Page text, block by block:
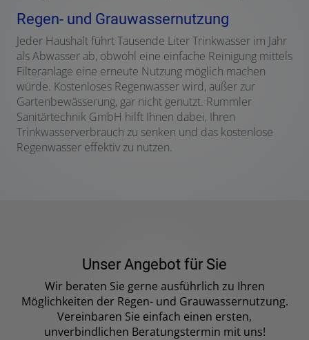
Regen- und Grauwassernutzung
Jeder Haushalt führt Tausende Liter Trinkwasser im Jahr
als Abwasser ab, obwohl eine einfache Reinigung mittels
Filteranlage eine erneute Nutzung möglich machen
würde. Kostenloses Regenwasser wird, außer zur
Gartenbewässerung, gar nicht genutzt. Rummler
Sanitärtechnik GmbH hilft Ihnen dabei, Ihren
Trinkwasserverbrauch zu senken und das kostenlose
Regenwasser effektiv zu nutzen.
Unser Angebot für Sie
Wir beraten Sie gerne ausführlich zu Ihren
Möglichkeiten der Regen- und Grauwassernutzung.
Vereinbaren Sie einfach einen ersten,
unverbindlichen Beratungstermin mit uns!